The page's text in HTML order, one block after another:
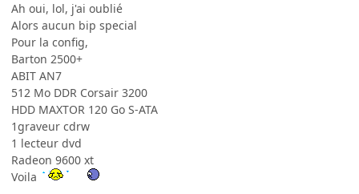
Ah oui, lol, j'ai oublié
Alors aucun bip special
Pour la config,
Barton 2500+
ABIT AN7
512 Mo DDR Corsair 3200
HDD MAXTOR 120 Go S-ATA
1graveur cdrw
1 lecteur dvd
Radeon 9600 xt
Voila